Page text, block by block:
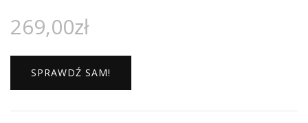
269,00zł
SPRAWDŹ SAM!